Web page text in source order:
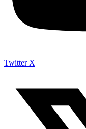
Twitter X